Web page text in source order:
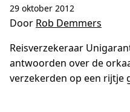
29 oktober 2012
Door Rob Demmers
Reisverzekeraar
antwoorden over de
verzekerden op een rijtje